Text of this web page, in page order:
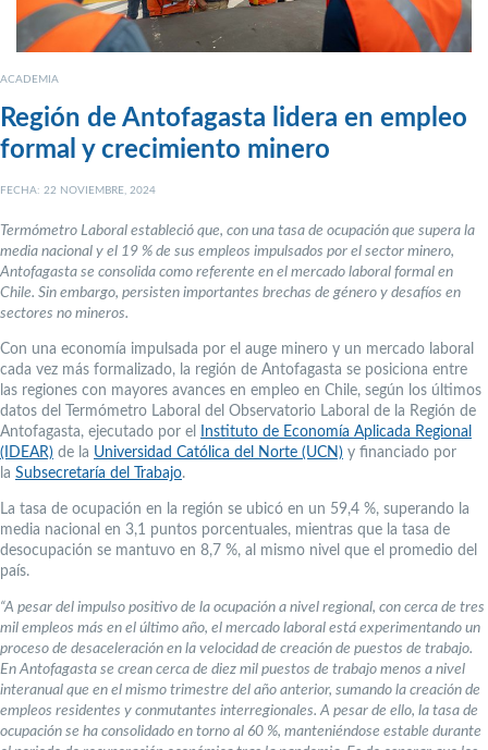
ACADEMIA
Región de Antofagasta lidera en empleo
formal y crecimiento minero
FECHA: 22 NOVIEMBRE, 2024
Termómetro Laboral estableció que, con una tasa de ocupación que supera la
media nacional y el 19 % de sus empleos impulsados por el sector minero,
Antofagasta se consolida como referente en el mercado laboral formal en
Chile. Sin embargo, persisten importantes brechas de género y desafíos en
sectores no mineros.
Con una economía impulsada por el auge minero y un mercado laboral
cada vez más formalizado, la región de Antofagasta se posiciona entre
las regiones con mayores avances en empleo en Chile, según los últimos
datos del Termómetro Laboral del Observatorio Laboral de la Región de
Antofagasta, ejecutado por el
Instituto de Economía Aplicada Regional
(IDEAR) de la Universidad Católica del Norte (UCN) y financiado por
la Subsecretaría del Trabajo.
La tasa de ocupación en la región se ubicó en un 59,4 %, superando la
media nacional en 3,1 puntos porcentuales, mientras que la tasa de
desocupación se mantuvo en 8,7 %, al mismo nivel que el promedio del
país.
“A pesar del impulso positivo de la ocupación a nivel regional, con cerca de tres
mil empleos más en el último año, el mercado laboral está experimentando un
proceso de desaceleración en la velocidad de creación de puestos de trabajo.
En Antofagasta se crean cerca de diez mil puestos de trabajo menos a nivel
interanual que en el mismo trimestre del año anterior, sumando la creación de
empleos residentes y conmutantes interregionales. A pesar de ello, la tasa de
ocupación se ha consolidado en torno al 60 %, manteniéndose estable durante